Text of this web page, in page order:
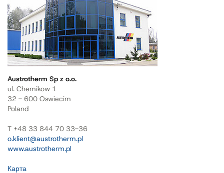
Austrotherm Sp z o.o.
ul. Chemikow 1
32 - 600 Oswiecim
Poland
T +48 33 844 70 33-36
o.klient@austrotherm.pl
www.austrotherm.pl
Карта